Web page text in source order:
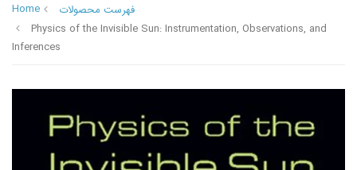
Home
فهرست محصولات
Physics of the Invisible Sun: Instrumentation, Observations, and
Inferences